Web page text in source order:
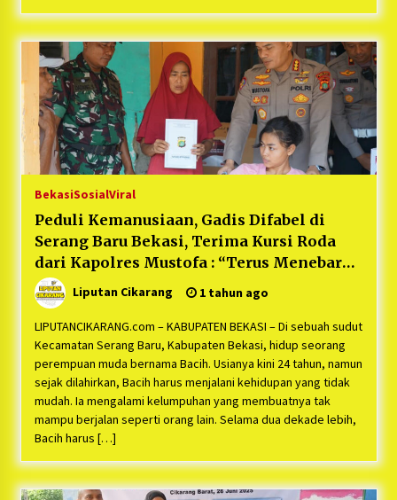
BekasiSosialViral
Peduli Kemanusiaan, Gadis Difabel di
Serang Baru Bekasi, Terima Kursi Roda
dari Kapolres Mustofa : “Terus Menebar
Kasih Kebaikan”
Liputan Cikarang 1 tahun ago
LIPUTANCIKARANG.com – KABUPATEN BEKASI – Di sebuah sudut
Kecamatan Serang Baru, Kabupaten Bekasi, hidup seorang
perempuan muda bernama Bacih. Usianya kini 24 tahun, namun
sejak dilahirkan, Bacih harus menjalani kehidupan yang tidak
mudah. Ia mengalami kelumpuhan yang membuatnya tak
mampu berjalan seperti orang lain. Selama dua dekade lebih,
Bacih harus […]